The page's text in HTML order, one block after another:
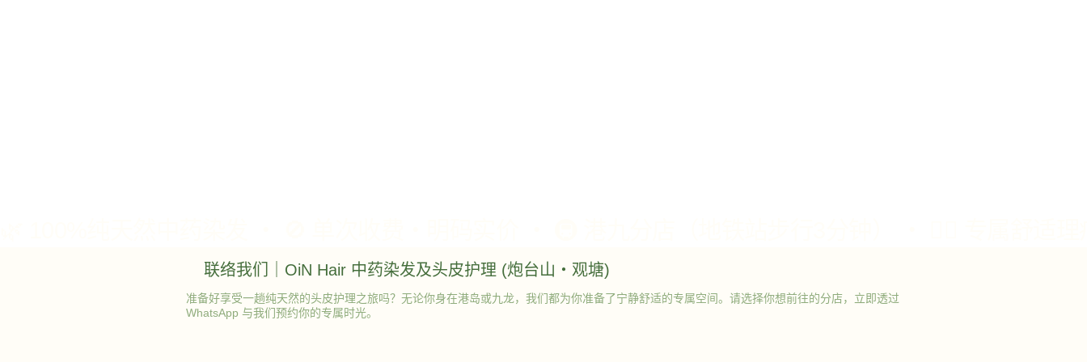
联络我们｜OiN Hair 中药染发及头皮护理 (炮台山・观塘)
准备好享受一趟纯天然的头皮护理之旅吗？无论你身在港岛或九龙，我们都为你准备了宁静舒适的专属空间。请选择你想前往的分店，立即透过
WhatsApp 与我们预约你的专属时光。